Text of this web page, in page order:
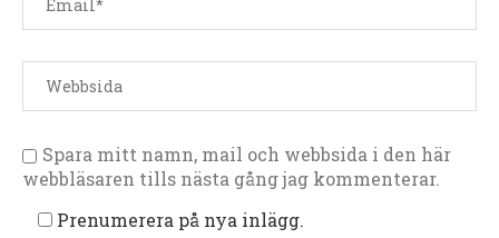
Spara mitt namn, mail och webbsida i den här
webbläsaren tills nästa gång jag kommenterar.
Prenumerera på nya inlägg.